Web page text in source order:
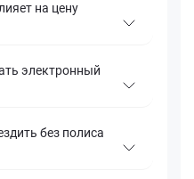
на цену
электронный
без полиса